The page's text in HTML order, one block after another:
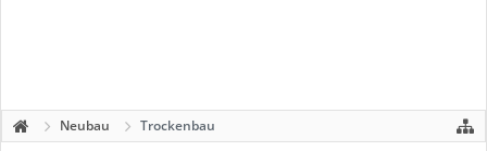
Neubau Trockenbau